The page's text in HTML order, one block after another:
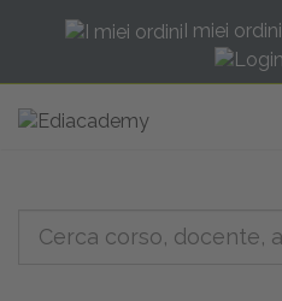
I miei ordini